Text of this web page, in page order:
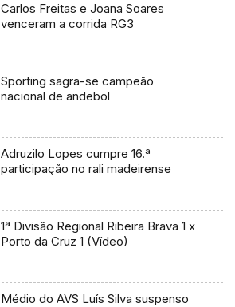
Carlos Freitas e Joana Soares
venceram a corrida RG3
Sporting sagra-se campeão
nacional de andebol
Adruzilo Lopes cumpre 16.ª
participação no rali madeirense
1ª Divisão Regional Ribeira Brava 1 x
Porto da Cruz 1 (Vídeo)
Médio do AVS Luís Silva suspenso